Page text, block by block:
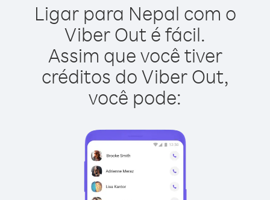
Ligar para Nepal com o
Viber Out é fácil.
Assim que você tiver
créditos do Viber Out,
você pode: